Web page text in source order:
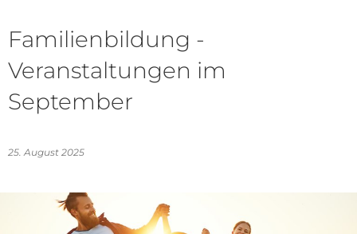
Familienbildung -
Veranstaltungen im
September
25. August 2025